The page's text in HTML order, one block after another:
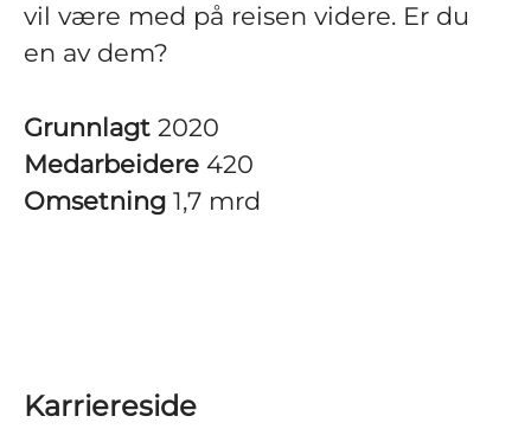
vil være med på reisen videre. Er du
en av dem?
Grunnlagt 2020
Medarbeidere 420
Omsetning 1,7 mrd
Karriereside